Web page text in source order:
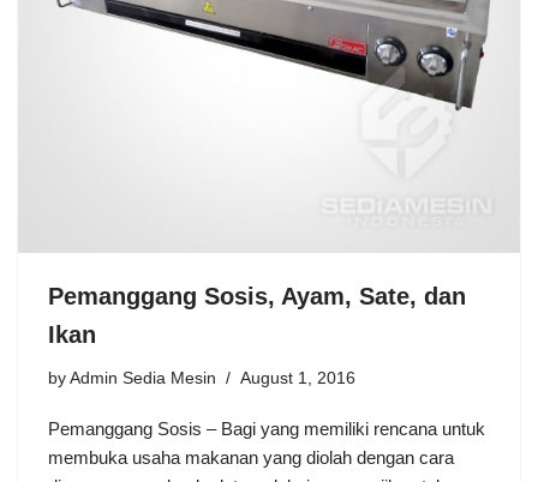
Pemanggang Sosis, Ayam, Sate, dan
Ikan
by Admin Sedia Mesin August 1, 2016
Pemanggang Sosis – Bagi yang memiliki rencana untuk
membuka usaha makanan yang diolah dengan cara